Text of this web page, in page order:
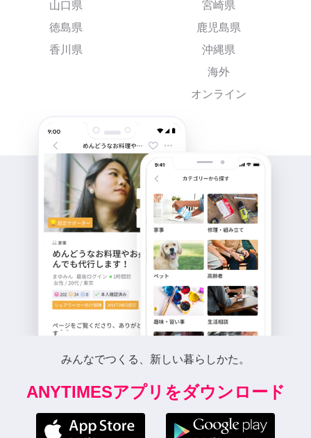
山口県
徳島県
香川県
宮崎県
鹿児島県
沖縄県
海外
オンライン
みんなでつくる、新しい暮らしかた。
ANYTIMESアプリをダウンロード